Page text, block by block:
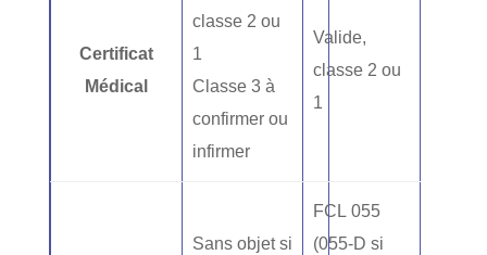
Certificat
Médical
classe 2 ou
1
Classe 3 à
confirmer ou
infirmer
Valide,
classe 2 ou
1
Sans objet si
FCL 055
(055-D si